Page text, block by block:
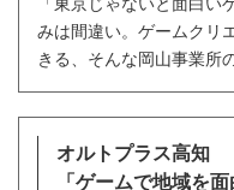
「東京じゃないと面白
みは間違い。ゲームクリ
きる、そんな岡山事業所
オルトプラス高知
「ゲームで地域を面